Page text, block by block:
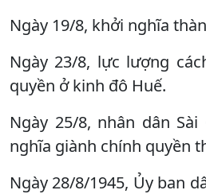
Ngày 19/8, khởi nghĩa
Ngày 23/8, lực lượng
quyền ở kinh đô Huế.
Ngày 25/8, nhân dân
nghĩa giành chính quyền
Ngày 28/8/1945, Ủy ban